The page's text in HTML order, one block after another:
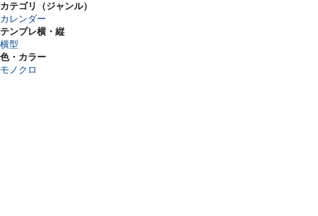
カテゴリ（ジャンル）
カレンダー
テンプレ横・縦
横型
色・カラー
モノクロ